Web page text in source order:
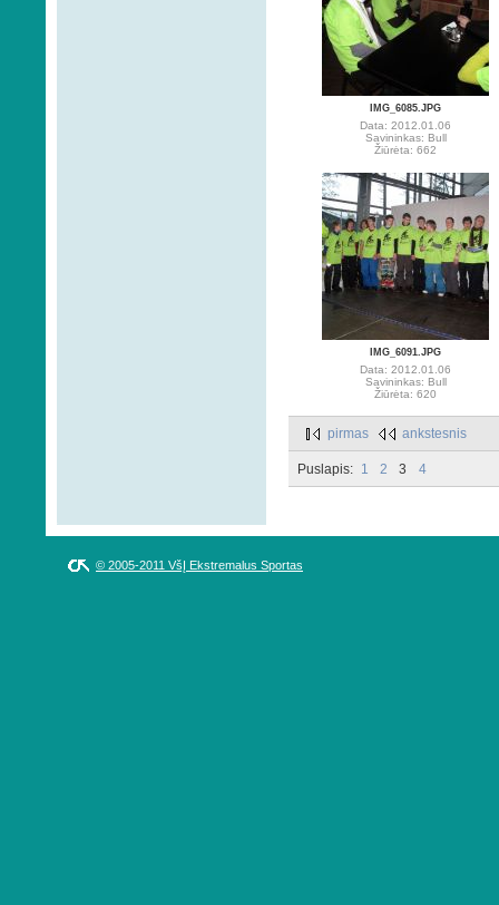
IMG_6085.JPG
Data: 2012.01.06
Savininkas: Bull
Žiūrėta: 662
IMG_6091.JPG
Data: 2012.01.06
Savininkas: Bull
Žiūrėta: 620
pirmas ankstesnis
Puslapis: 1 2 3 4
© 2005-2011 VšĮ Ekstremalus Sportas